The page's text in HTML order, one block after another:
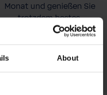
About
Monat und genießen Sie
trotzdem bestes,
mineralisiertes Wasser.